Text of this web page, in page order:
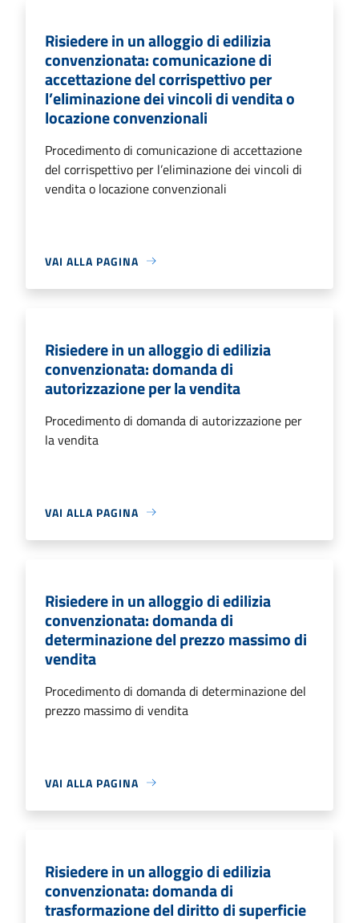
Risiedere in un alloggio di edilizia
convenzionata: comunicazione di
accettazione del corrispettivo per
l’eliminazione dei vincoli di vendita o
locazione convenzionali
Procedimento di comunicazione di accettazione
del corrispettivo per l’eliminazione dei vincoli di
vendita o locazione convenzionali
VAI ALLA PAGINA
Risiedere in un alloggio di edilizia
convenzionata: domanda di
autorizzazione per la vendita
Procedimento di domanda di autorizzazione per
la vendita
VAI ALLA PAGINA
Risiedere in un alloggio di edilizia
convenzionata: domanda di
determinazione del prezzo massimo di
vendita
Procedimento di domanda di determinazione del
prezzo massimo di vendita
VAI ALLA PAGINA
Risiedere in un alloggio di edilizia
convenzionata: domanda di
trasformazione del diritto di superficie